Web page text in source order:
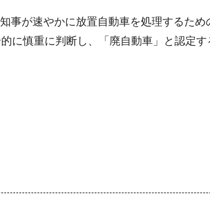
が速やかに放置自動車を処理するため
に慎重に判断し、「廃自動車」と認定す